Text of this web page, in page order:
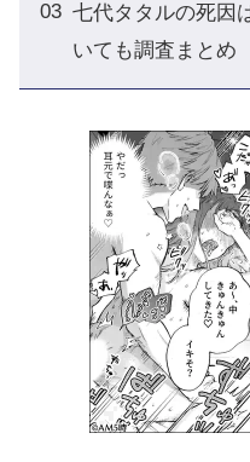
七代タタルの死因
いても調査まとめ